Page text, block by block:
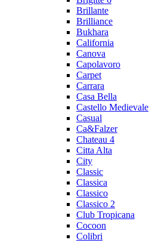
Brillante
Brilliance
Bukhara
California
Canova
Capolavoro
Carpet
Carrara
Casa Bella
Castello Medievale
Casual
Ca&Falzer
Chateau 4
Citta Alta
City
Classic
Classica
Classico
Classico 2
Club Tropicana
Cocoon
Colibri